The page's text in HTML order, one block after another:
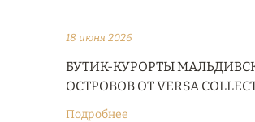
18 июня 2026
БУТИК-КУРОРТЫ
ОСТРОВОВ ОТ VERSA
Подробнее